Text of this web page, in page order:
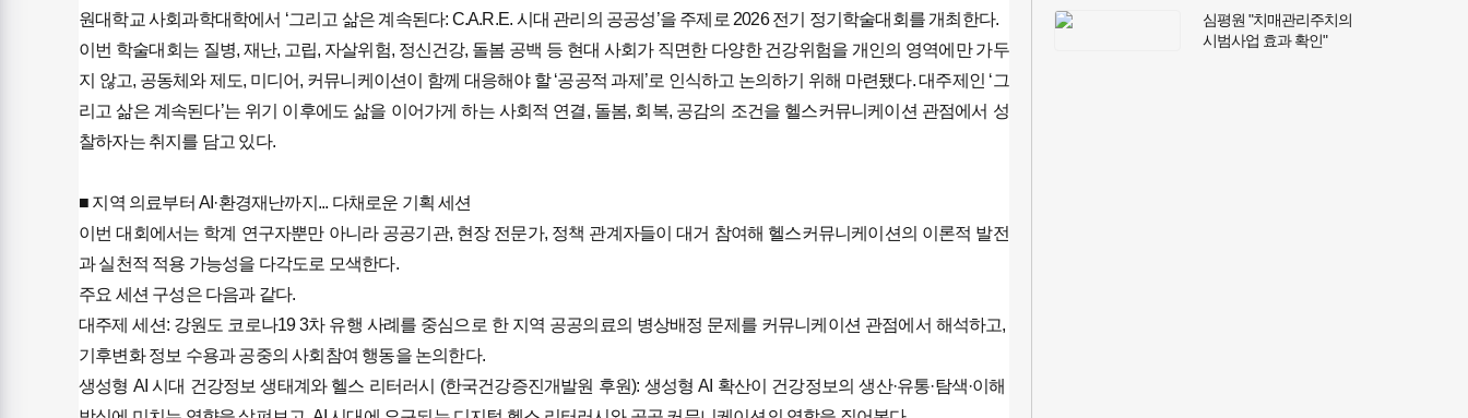
원대학교 사회과학대학에서 ‘그리고 삶은 계속된다: C.A.R.E. 시대 관리의 공공성’을 주제로 2026 전기 정기학술대회를 개최한다.
​이번 학술대회는 질병, 재난, 고립, 자살위험, 정신건강, 돌봄 공백 등 현대 사회가 직면한 다양한 건강위험을 개인의 영역에만 가두
지 않고, 공동체와 제도, 미디어, 커뮤니케이션이 함께 대응해야 할 ‘공공적 과제’로 인식하고 논의하기 위해 마련됐다. 대주제인 ‘그
리고 삶은 계속된다’는 위기 이후에도 삶을 이어가게 하는 사회적 연결, 돌봄, 회복, 공감의 조건을 헬스커뮤니케이션 관점에서 성
찰하자는 취지를 담고 있다.
​■ 지역 의료부터 AI·환경재난까지... 다채로운 기획 세션
​이번 대회에서는 학계 연구자뿐만 아니라 공공기관, 현장 전문가, 정책 관계자들이 대거 참여해 헬스커뮤니케이션의 이론적 발전
과 실천적 적용 가능성을 다각도로 모색한다.
​주요 세션 구성은 다음과 같다.
​대주제 세션: 강원도 코로나19 3차 유행 사례를 중심으로 한 지역 공공의료의 병상배정 문제를 커뮤니케이션 관점에서 해석하고,
기후변화 정보 수용과 공중의 사회참여 행동을 논의한다.
​생성형 AI 시대 건강정보 생태계와 헬스 리터러시 (한국건강증진개발원 후원): 생성형 AI 확산이 건강정보의 생산·유통·탐색·이해
심평원 "치매관리주치의
시범사업 효과 확인"